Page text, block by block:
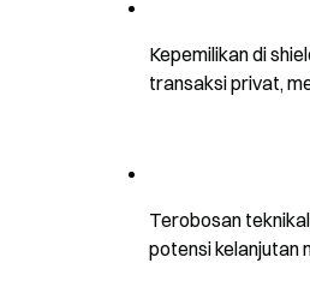
Kepemilikan di
transaksi privat,
Terobosan
potensi kelanjutan